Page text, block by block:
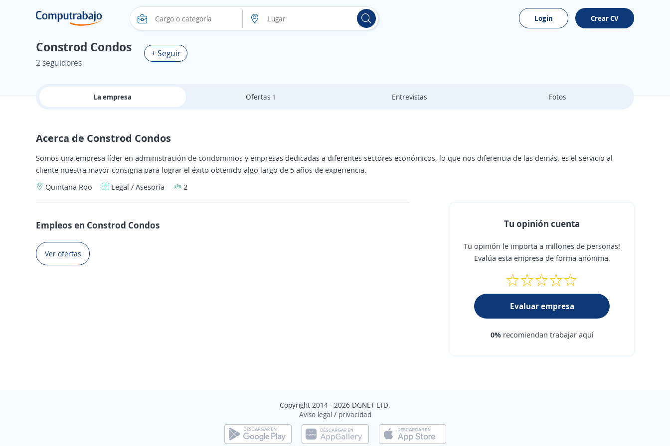
Login Crear CV
Constrod Condos
2 seguidores
+ Seguir
La empresa Ofertas 1 Entrevistas Fotos
Acerca de Constrod Condos
Somos una empresa líder en administración de condominios y empresas dedicadas a diferentes sectores económicos, lo que nos diferencia de las demás, es el servicio al
cliente nuestra mayor consigna para lograr el éxito obtenido algo largo de 5 años de experiencia.
Quintana Roo
Legal / Asesoría 2
Empleos en Constrod Condos
Ver ofertas
Tu opinión cuenta
Tu opinión le importa a millones de personas!
Evalúa esta empresa de forma anónima.
Evaluar empresa
0%recomiendan trabajar aquí
Copyright 2014 - 2026 DGNET LTD.
Aviso legal/ privacidad